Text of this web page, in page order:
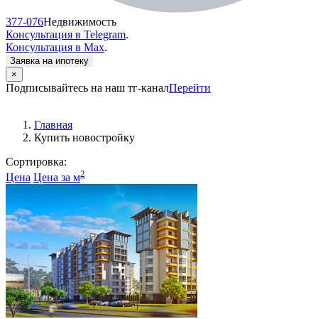
377-076Недвижимость
Консультация в Telegram.
Консультация в Max.
Заявка на ипотеку
×
Подписывайтесь на наш тг-каналПерейти
Главная
Купить новостройку
Сортировка:
Цена Цена за м2